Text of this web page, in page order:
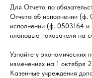
Для Отчета по
Отчета об исполнении
исполнении (ф. 0503164
плановые показатели на
Узнайте у экономических
изменениях на 1
Казенные учреждения